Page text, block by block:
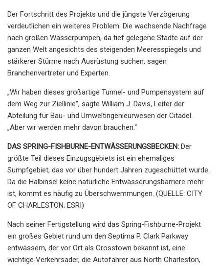
Der Fortschritt des Projekts und die jüngste Verzögerung
verdeutlichen ein weiteres Problem: Die wachsende Nachfrage
nach großen Wasserpumpen, da tief gelegene Städte auf der
ganzen Welt angesichts des steigenden Meeresspiegels und
stärkerer Stürme nach Ausrüstung suchen, sagen
Branchenvertreter und Experten.
„Wir haben dieses großartige Tunnel- und Pumpensystem auf
dem Weg zur Ziellinie“, sagte William J. Davis, Leiter der
Abteilung für Bau- und Umweltingenieurwesen der Citadel.
„Aber wir werden mehr davon brauchen.“
DAS SPRING-FISHBURNE-ENTWÄSSERUNGSBECKEN: Der
größte Teil dieses Einzugsgebiets ist ein ehemaliges
Sumpfgebiet, das vor über hundert Jahren zugeschüttet wurde.
Da die Halbinsel keine natürliche Entwässerungsbarriere mehr
ist, kommt es häufig zu Überschwemmungen. (QUELLE: CITY
OF CHARLESTON; ESRI)
Nach seiner Fertigstellung wird das Spring-Fishburne-Projekt
ein großes Gebiet rund um den Septima P. Clark Parkway
entwässern, der vor Ort als Crosstown bekannt ist, eine
wichtige Verkehrsader, die Autofahrer aus North Charleston,